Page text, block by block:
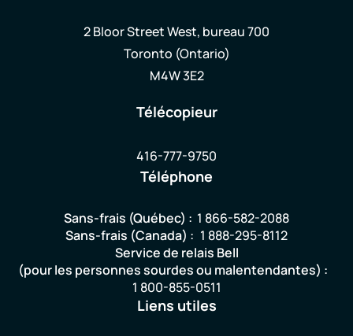
2 Bloor Street West, bureau 700
Toronto (Ontario)
M4W 3E2
Télécopieur
416-777-9750
Téléphone
Sans-frais (Québec) : 1 866-582-2088
Sans-frais (Canada) : 1 888-295-8112
Service de relais Bell
(pour les personnes sourdes ou malentendantes) :
1 800-855-0511
Liens utiles